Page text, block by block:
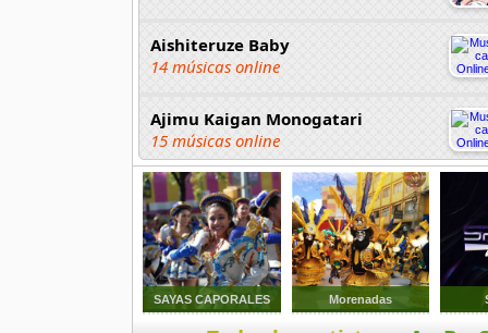
Aishiteruze Baby
14 músicas online
Ajimu Kaigan Monogatari
15 músicas online
Akahori Gedou Hour Rabuge
29 músicas online
Akane Iro Ni Samoru Saka
26 músicas online
SAYAS CAPORALES Morenadas